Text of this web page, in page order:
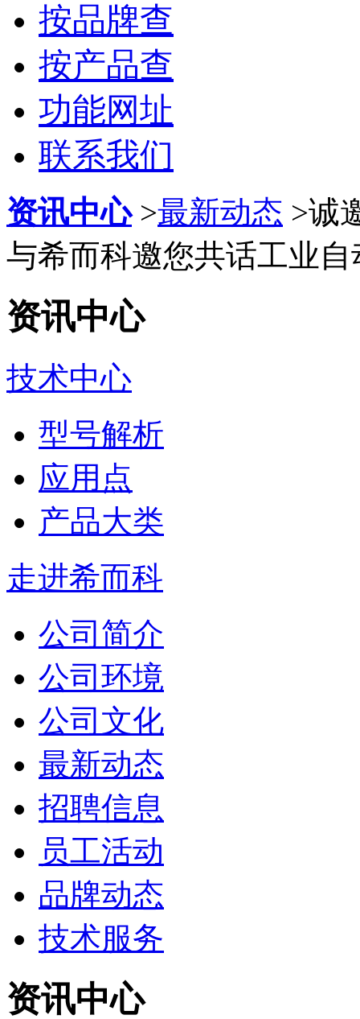
按品牌查
按产品查
功能网址
联系我们
资讯中心 >最新动态 >诚
与希而科邀您共话工业
资讯中心
技术中心
型号解析
应用点
产品大类
走进希而科
公司简介
公司环境
公司文化
最新动态
招聘信息
员工活动
品牌动态
技术服务
资讯中心